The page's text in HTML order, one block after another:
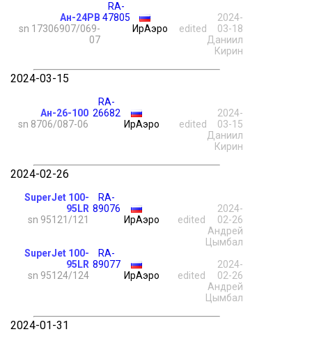
Ан-24РВ
sn 17306907/069-
07
RA-
47805
ИрАэро
edited
2024-
03-18
Даниил
Кирин
2024-03-15
Ан-26-100
sn 8706/087-06
RA-
26682
ИрАэро
edited
2024-
03-15
Даниил
Кирин
2024-02-26
SuperJet 100-
95LR
sn 95121/121
RA-
89076
ИрАэро
edited
2024-
02-26
Андрей
Цымбал
SuperJet 100-
95LR
sn 95124/124
RA-
89077
ИрАэро
edited
2024-
02-26
Андрей
Цымбал
2024-01-31